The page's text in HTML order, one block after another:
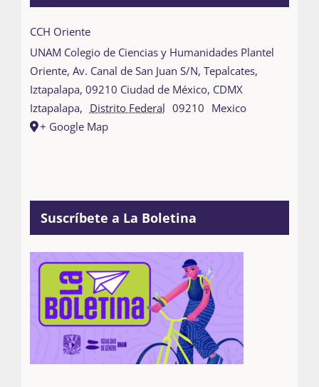
CCH Oriente
UNAM Colegio de Ciencias y Humanidades Plantel
Oriente, Av. Canal de San Juan S/N, Tepalcates,
Iztapalapa, 09210 Ciudad de México, CDMX
Iztapalapa, Distrito Federal 09210 Mexico
+ Google Map
Suscríbete a La Boletina